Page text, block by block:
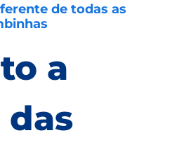
de todas as
a